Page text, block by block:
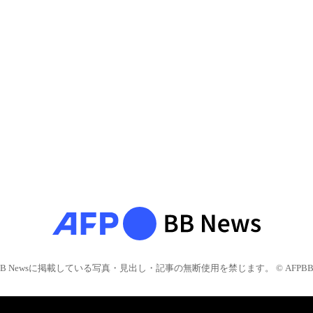
Newsに掲載している写真・見出し・記事の無断使用を禁じます。 © AFPBB